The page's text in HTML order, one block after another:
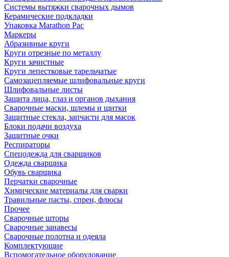
Системы вытяжки сварочных дымов
Керамические подкладки
Упаковка Marathon Pac
Маркеры
Абразивные круги
Круги отрезные по металлу
Круги зачистные
Круги лепестковые тарельчатые
Самозацепляемые шлифовальные круги
Шлифовальные листы
Защита лица, глаз и органов дыхания
Сварочные маски, шлемы и щитки
Защитные стекла, запчасти для масок
Блоки подачи воздуха
Защитные очки
Респираторы
Спецодежда для сварщиков
Одежда сварщика
Обувь сварщика
Перчатки сварочные
Химические материалы для сварки
Травильные пасты, спреи, флюсы
Прочее
Сварочные шторы
Сварочные занавесы
Сварочные полотна и одеяла
Комплектующие
Вспомогательное оборудование